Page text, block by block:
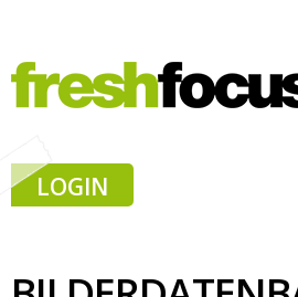
LOGIN